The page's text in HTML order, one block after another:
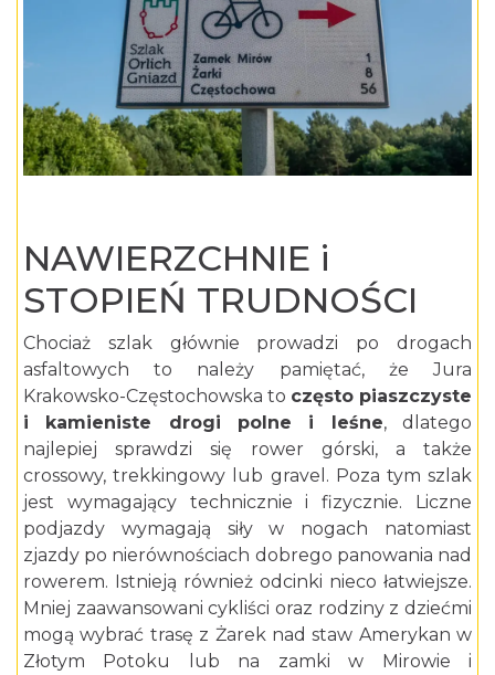
NAWIERZCHNIE i
STOPIEŃ TRUDNOŚCI
Chociaż szlak głównie prowadzi po drogach
asfaltowych to należy pamiętać, że Jura
Krakowsko-Częstochowska to często piaszczyste
i kamieniste drogi polne i leśne, dlatego
najlepiej sprawdzi się rower górski, a także
crossowy, trekkingowy lub gravel. Poza tym szlak
jest wymagający technicznie i fizycznie. Liczne
podjazdy wymagają siły w nogach natomiast
zjazdy po nierównościach dobrego panowania nad
rowerem. Istnieją również odcinki nieco łatwiejsze.
Mniej zaawansowani cykliści oraz rodziny z dziećmi
mogą wybrać trasę z Żarek nad staw Amerykan w
Złotym Potoku lub na zamki w Mirowie i